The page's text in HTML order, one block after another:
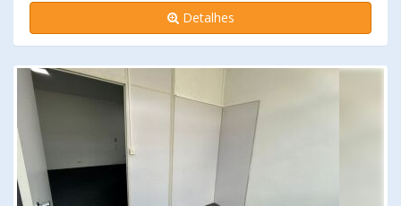
oferece conveniência e visibilidade para seu
empreendimento. Uma área bem estabelecida e de fácil
variedade de serviços e comércios. Adiciona praticidade a
essa experiência. Se você gostou dessas características.
Venha conferir. Paulo Roberto Leardi á mais de 100 anos
realizando sonhos com segurança e tranquilidade.
Detalhes